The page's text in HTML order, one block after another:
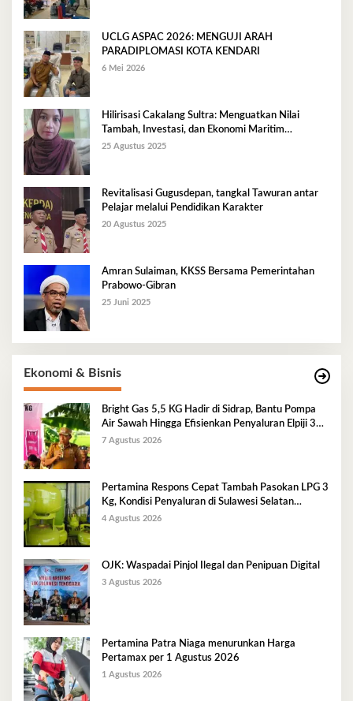
UCLG ASPAC 2026: MENGUJI ARAH
PARADIPLOMASI KOTA KENDARI
6 Mei 2026
Hilirisasi Cakalang Sultra: Menguatkan Nilai
Tambah, Investasi, dan Ekonomi Maritim
Berkelanjutan
25 Agustus 2025
Revitalisasi Gugusdepan, tangkal Tawuran antar
Pelajar melalui Pendidikan Karakter
20 Agustus 2025
Amran Sulaiman, KKSS Bersama Pemerintahan
Prabowo-Gibran
25 Juni 2025
Ekonomi & Bisnis
Bright Gas 5,5 KG Hadir di Sidrap, Bantu Pompa
Air Sawah Hingga Efisienkan Penyaluran Elpiji 3
Kg
7 Agustus 2026
Pertamina Respons Cepat Tambah Pasokan LPG 3
Kg, Kondisi Penyaluran di Sulawesi Selatan
Berlangsung Kondusif
4 Agustus 2026
OJK: Waspadai Pinjol Ilegal dan Penipuan Digital
3 Agustus 2026
Pertamina Patra Niaga menurunkan Harga
Pertamax per 1 Agustus 2026
1 Agustus 2026